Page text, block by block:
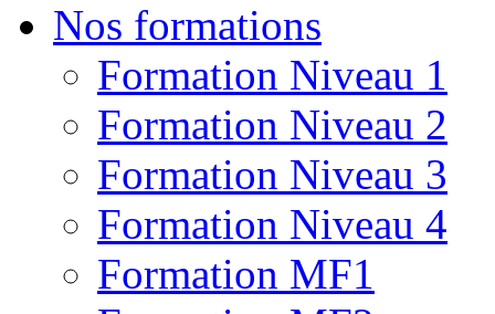
Nos formations
Formation Niveau 1
Formation Niveau 2
Formation Niveau 3
Formation Niveau 4
Formation MF1